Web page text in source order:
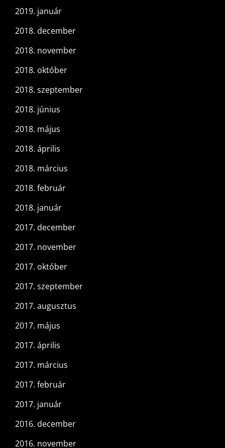
2019. január
2018. december
2018. november
2018. október
2018. szeptember
2018. június
2018. május
2018. április
2018. március
2018. február
2018. január
2017. december
2017. november
2017. október
2017. szeptember
2017. augusztus
2017. május
2017. április
2017. március
2017. február
2017. január
2016. december
2016. november